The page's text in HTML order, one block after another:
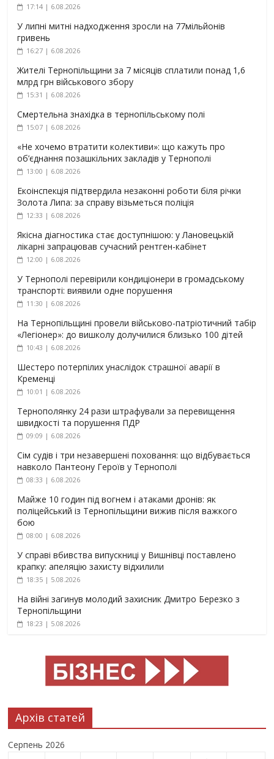
17:14 | 6.08.2026
У липні митні надходження зросли на 77мільйонів
гривень
16:27 | 6.08.2026
Жителі Тернопільщини за 7 місяців сплатили понад 1,6
млрд грн військового збору
15:31 | 6.08.2026
Смертельна знахідка в тернопільському полі
15:07 | 6.08.2026
«Не хочемо втратити колективи»: що кажуть про
об’єднання позашкільних закладів у Тернополі
13:00 | 6.08.2026
Екоінспекція підтвердила незаконні роботи біля річки
Золота Липа: за справу візьметься поліція
12:33 | 6.08.2026
Якісна діагностика стає доступнішою: у Лановецькій
лікарні запрацював сучасний рентген-кабінет
12:00 | 6.08.2026
У Тернополі перевірили кондиціонери в громадському
транспорті: виявили одне порушення
11:30 | 6.08.2026
На Тернопільщині провели військово-патріотичний табір
«Легіонер»: до вишколу долучилися близько 100 дітей
10:43 | 6.08.2026
Шестеро потерпілих унаслідок страшної аварії в
Кременці
10:01 | 6.08.2026
Тернополянку 24 рази штрафували за перевищення
швидкості та порушення ПДР
09:09 | 6.08.2026
Сім судів і три незавершені поховання: що відбувається
навколо Пантеону Героїв у Тернополі
08:33 | 6.08.2026
Майже 10 годин під вогнем і атаками дронів: як
поліцейський із Тернопільщини вижив після важкого
бою
08:00 | 6.08.2026
У справі вбивства випускниці у Вишнівці поставлено
крапку: апеляцію захисту відхилили
18:35 | 5.08.2026
На війні загинув молодий захисник Дмитро Березко з
Тернопільщини
18:23 | 5.08.2026
Архів статей
Серпень 2026